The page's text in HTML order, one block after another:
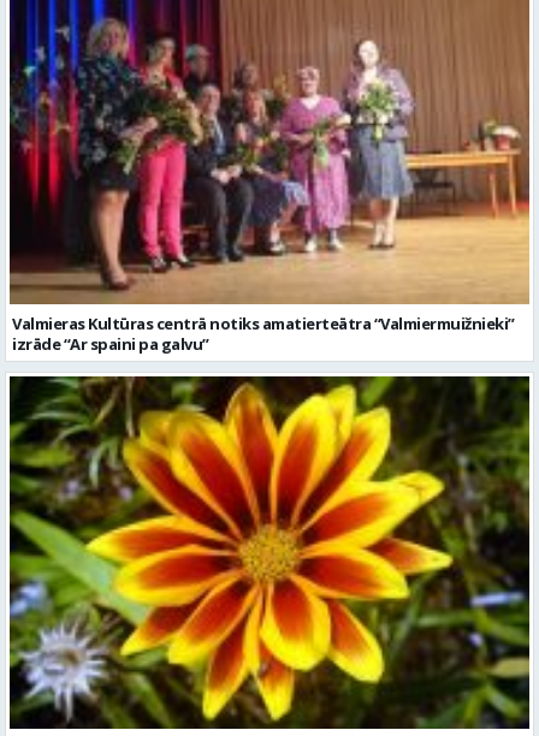
Valmieras Kultūras centrā notiks amatierteātra “Valmiermuižnieki”
izrāde “Ar spaini pa galvu”